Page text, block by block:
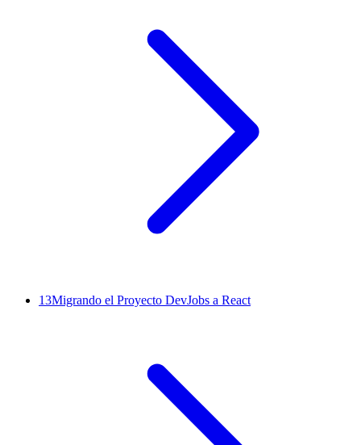
13Migrando el Proyecto DevJobs a React